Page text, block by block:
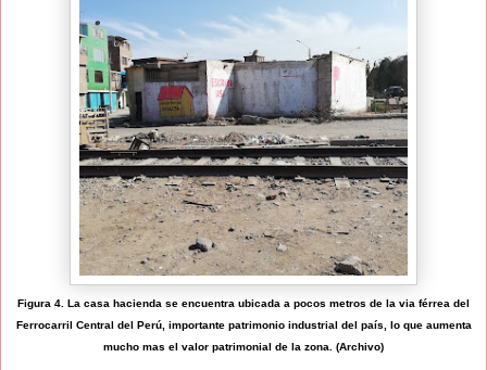
Figura 4. La casa hacienda se encuentra ubicada a pocos metros de la via férrea del
Ferrocarril Central del Perú, importante patrimonio industrial del país, lo que aumenta
mucho mas el valor patrimonial de la zona. (Archivo)